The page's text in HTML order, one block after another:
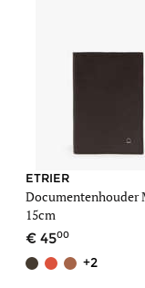
ETRIER
15cm
4500
+2